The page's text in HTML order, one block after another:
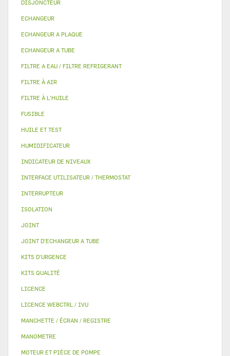
DISJONCTEUR
ECHANGEUR
ECHANGEUR A PLAQUE
ECHANGEUR A TUBE
FILTRE A EAU / FILTRE REFRIGERANT
FILTRE À AIR
FILTRE À L'HUILE
FUSIBLE
HUILE ET TEST
HUMIDIFICATEUR
INDICATEUR DE NIVEAUX
INTERFACE UTILISATEUR / THERMOSTAT
INTERRUPTEUR
ISOLATION
JOINT
JOINT D'ECHANGEUR A TUBE
KITS D'URGENCE
KITS QUALITÉ
LICENCE
LICENCE WEBCTRL / IVU
MANCHETTE / ÉCRAN / REGISTRE
MANOMETRE
MOTEUR ET PIÈCE DE POMPE